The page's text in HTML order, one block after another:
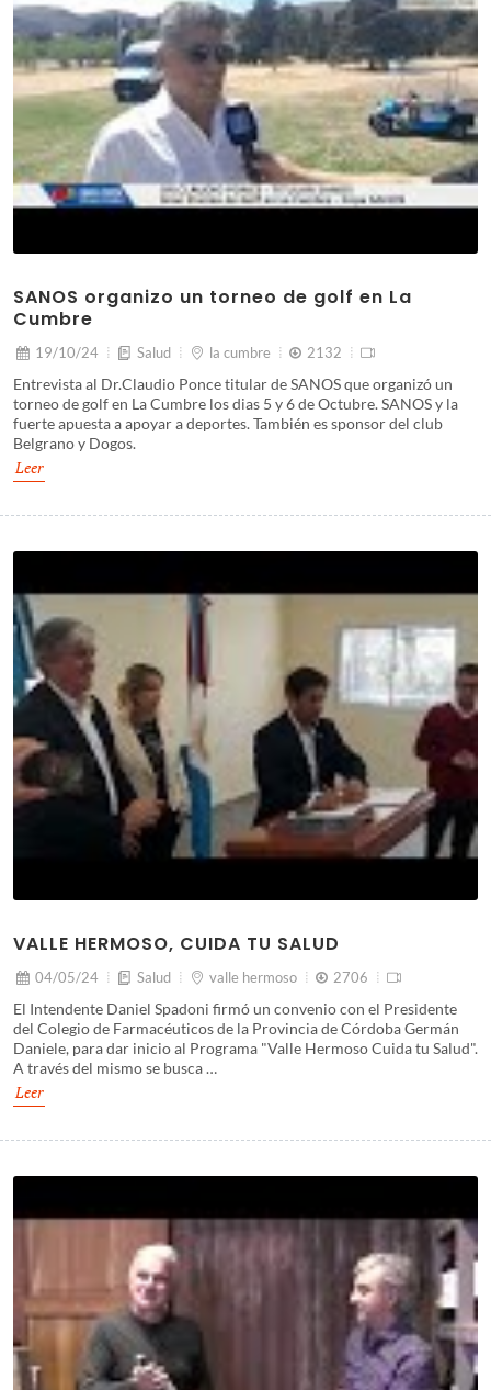
SANOS organizo un torneo de golf en La
Cumbre
19/10/24 Salud la cumbre 2132
Entrevista al Dr.Claudio Ponce titular de SANOS que organizó un
torneo de golf en La Cumbre los dias 5 y 6 de Octubre. SANOS y la
fuerte apuesta a apoyar a deportes. También es sponsor del club
Belgrano y Dogos.
Leer
VALLE HERMOSO, CUIDA TU SALUD
04/05/24 Salud valle hermoso 2706
El Intendente Daniel Spadoni firmó un convenio con el Presidente
del Colegio de Farmacéuticos de la Provincia de Córdoba Germán
Daniele, para dar inicio al Programa "Valle Hermoso Cuida tu Salud".
A través del mismo se busca …
Leer